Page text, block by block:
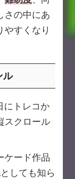
さの中にあ
やすくなり
ル
にトレコか
スクロール
ケード作品
としても知ら